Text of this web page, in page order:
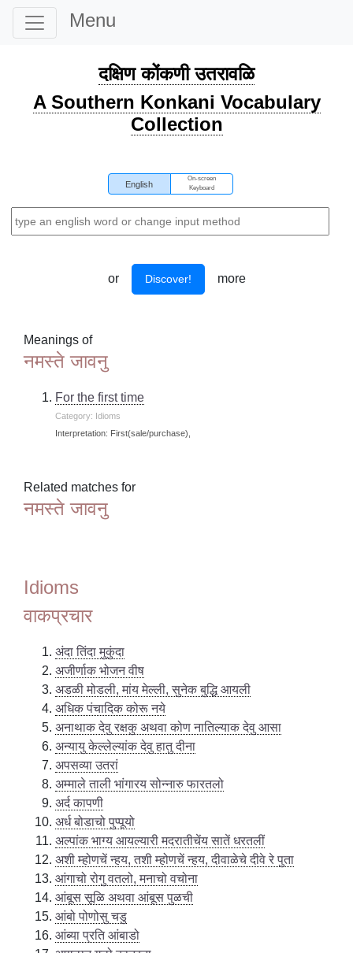
Menu
दक्षिण कोंकणी उतरावळि
A Southern Konkani Vocabulary
Collection
English
On-screen
Keyboard
or Discover! more
Meanings of
नमस्ते जावनु
For the first time
Category: Idioms
Interpretation: First(sale/purchase),
Related matches for
नमस्ते जावनु
Idioms
वाकप्रचार
अंदा तिंदा मुकुंदा
अजीर्णाक भोजन वीष
अडळी मोडली, मांय मेल्ली, सुनेक बुद्धि आयली
अधिक पंचादिक कोरू नये
अनाथाक देवु रक्षकु अथवा कोण नातिल्याक देवु आसा
अन्यायु केल्लेल्यांक देवु हातु दीना
अपसव्या उतरां
अम्माले ताली भांगारय सोन्नारु फारतलो
अर्द कापणी
अर्ध बोडाचो पुप्पूयो
अल्पांक भाग्य आयल्यारी मदरातीचेंय सातें धरतलीं
अशी म्होणचें न्हय, तशी म्होणचें न्हय, दीवाळेचे दीवे रे पुता
आंगाचो रोगु वतलो, मनाचो वचोना
आंबूस सूळि अथवा आंबूस पुळची
आंबो पोणोसु चडु
आंब्या प्रति आंबाडो